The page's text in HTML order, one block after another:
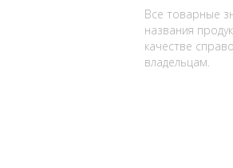
Все товарные
названия
качестве
владельцам.